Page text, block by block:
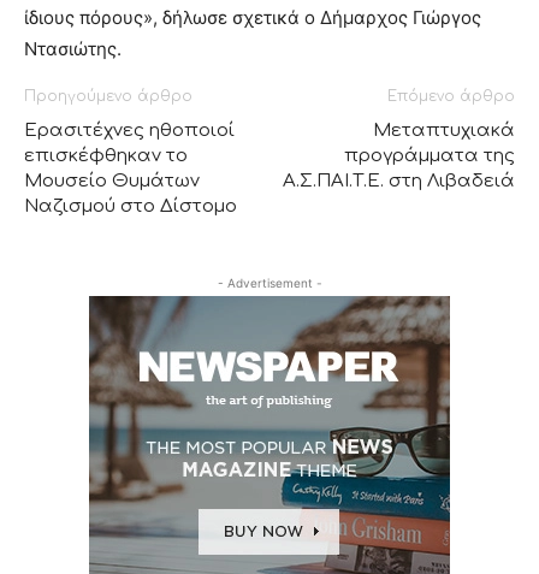
ίδιους πόρους», δήλωσε σχετικά ο Δήμαρχος Γιώργος
Ντασιώτης.
Προηγούμενο άρθρο
Ερασιτέχνες ηθοποιοί
επισκέφθηκαν το
Μουσείο Θυμάτων
Ναζισμού στο Δίστομο
Επόμενο άρθρο
Μεταπτυχιακά
προγράμματα της
Α.Σ.ΠΑΙ.Τ.Ε. στη Λιβαδειά
- Advertisement -